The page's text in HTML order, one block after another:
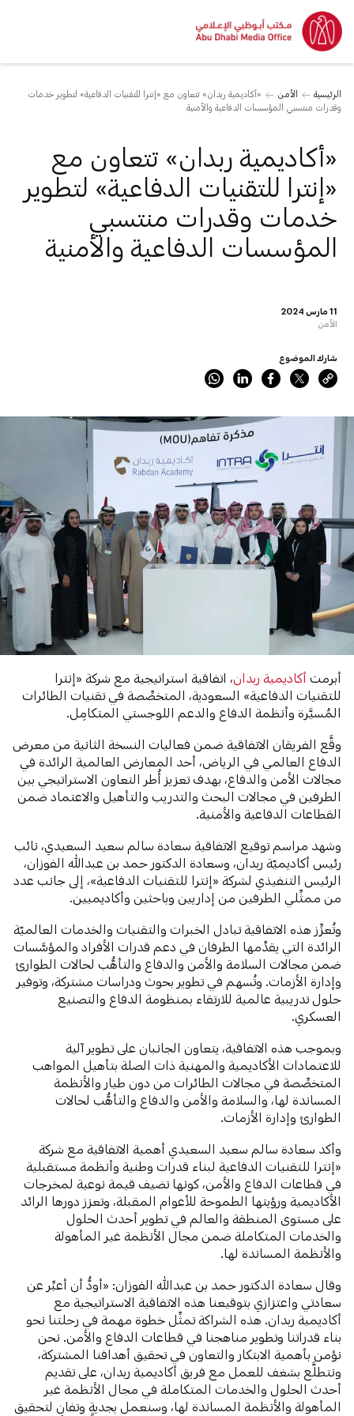
الرئيسية الأمن
«أكاديمية ربدان» تتعاون مع «إنترا للتقنيات الدفاعية» لتطوير خدمات
وقدرات منتسبي المؤسسات الدفاعية والأمنية
11 مارس 2024
الأمن
«أكاديمية ربدان» تتعاون مع
«إنترا للتقنيات الدفاعية» لتطوير
خدمات وقدرات منتسبي
المؤسسات الدفاعية والأمنية
شارك الموضوع
أبرمتأكاديمية ربدان، اتفاقية استراتيجية مع شركة «إنترا
للتقنيات الدفاعية» السعودية، المتخصِّصة في تقنيات الطائرات
المُسيَّرة وأنظمة الدفاع والدعم اللوجستي المتكامِل.
وقَّع الفريقان الاتفاقية ضمن فعاليات النسخة الثانية من معرض
الدفاع العالمي في الرياض، أحد المعارض العالمية الرائدة في
مجالات الأمن والدفاع، بهدف تعزيز أُطر التعاون الاستراتيجي بين
الطرفين في مجالات البحث والتدريب والتأهيل والاعتماد ضمن
القطاعات الدفاعية والأمنية.
وشهد مراسم توقيع الاتفاقية سعادة سالم سعيد السعيدي، نائب
رئيس أكاديميّة ربدان، وسعادة الدكتور حمد بن عبدالله الفوزان،
الرئيس التنفيذي لشركة «إنترا للتقنيات الدفاعية»، إلى جانب عدد
من ممثِّلي الطرفين من إداريين وباحثين وأكاديميين.
وتُعزِّز هذه الاتفاقية تبادل الخبرات والتقنيات والخدمات العالميّة
الرائدة التي يقدِّمها الطرفان في دعم قدرات الأفراد والمؤسَّسات
ضمن مجالات السلامة والأمن والدفاع والتأهُّب لحالات الطوارئ
وإدارة الأزمات. وتُسهم في تطوير بحوث ودراسات مشتركة، وتوفير
حلول تدريبية عالمية للارتقاء بمنظومة الدفاع والتصنيع
العسكري.
وبموجب هذه الاتفاقية، يتعاون الجانبان على تطوير آلية
للاعتمادات الأكاديمية والمهنية ذات الصلة بتأهيل المواهب
المتخصِّصة في مجالات الطائرات من دون طيار والأنظمة
المساندة لها، والسلامة والأمن والدفاع والتأهُّب لحالات
الطوارئ وإدارة الأزمات.
وأكد سعادة سالم سعيد السعيدي أهمية الاتفاقية مع شركة
«إنترا للتقنيات الدفاعية لبناء قدرات وطنية وأنظمة مستقبلية
في قطاعات الدفاع والأمن، كونها تضيف قيمة نوعية لمخرجات
الأكاديمية ورؤيتها الطموحة للأعوام المقبلة، وتعزز دورها الرائد
على مستوى المنطقة والعالم في تطوير أحدث الحلول
والخدمات المتكاملة ضمن مجال الأنظمة غير المأهولة
والأنظمة المساندة لها.
وقال سعادة الدكتور حمد بن عبدالله الفوزان: «أودُّ أن أعبِّر عن
سعادتي واعتزازي بتوقيعنا هذه الاتفاقية الاستراتيجية مع
أكاديمية ربدان. هذه الشراكة تمثِّل خطوة مهمة في رحلتنا نحو
بناء قدراتنا وتطوير مناهجنا في قطاعات الدفاع والأمن. نحن
نؤمن بأهمية الابتكار والتعاون في تحقيق أهدافنا المشتركة،
ونتطلَّع بشغف للعمل مع فريق أكاديمية ربدان، على تقديم
أحدث الحلول والخدمات المتكاملة في مجال الأنظمة غير
المأهولة والأنظمة المساندة لها، وسنعمل بجديةٍ وتفانٍ لتحقيق